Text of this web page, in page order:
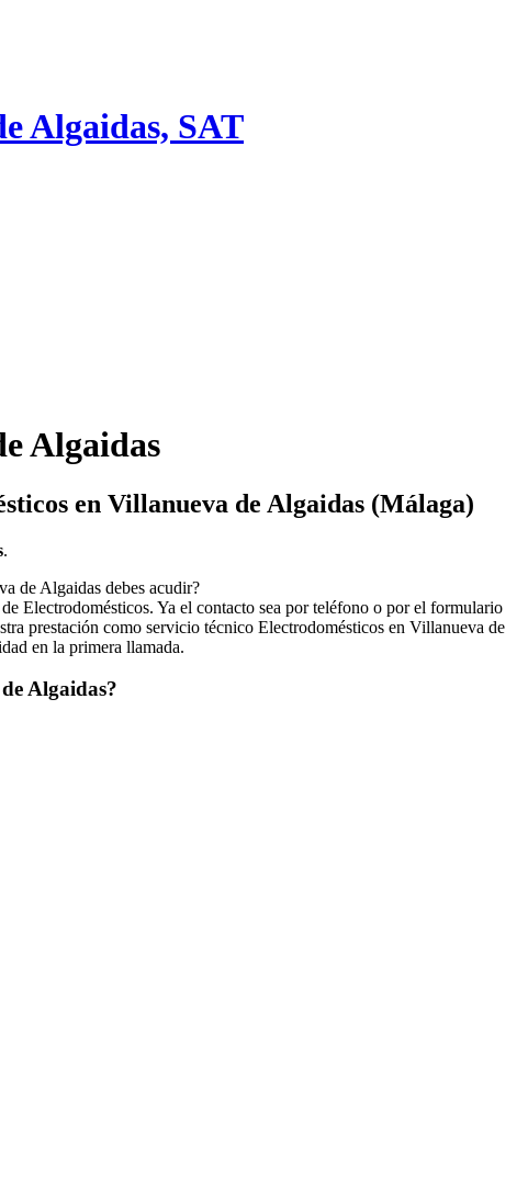
Algaidas, SAT
Algaidas
en Villanueva de Algaidas (Málaga)
.
de Algaidas debes acudir?
Electrodomésticos. Ya el contacto sea por teléfono o por el formulario
prestación como servicio técnico Electrodomésticos en Villanueva de
en la primera llamada.
Algaidas?